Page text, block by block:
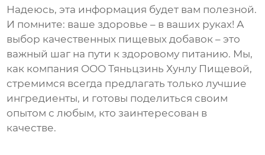
Надеюсь, эта информация будет вам полезной.
И помните: ваше здоровье – в ваших руках! А
выбор качественных пищевых добавок – это
важный шаг на пути к здоровому питанию. Мы,
как компания ООО Тяньцзинь Хунлу Пищевой,
стремимся всегда предлагать только лучшие
ингредиенты, и готовы поделиться своим
опытом с любым, кто заинтересован в
качестве.